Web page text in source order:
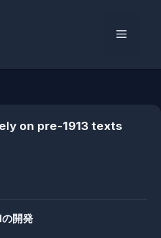
メ
on pre-1913 texts
開発